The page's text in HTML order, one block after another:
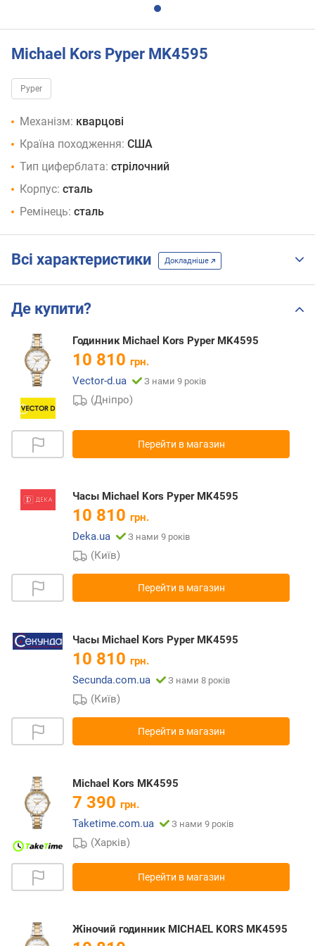
Michael Kors Pyper MK4595
Pyper
Механізм: кварцові
Країна походження: США
Тип циферблата: стрілочний
Корпус: сталь
Ремінець: сталь
Всі характеристики Докладніше
Де купити?
Годинник Michael Kors Pyper MK4595
10 810 грн.
Vector-d.ua
З нами 9 років
(Дніпро)
Перейти в магазин
Часы Michael Kors Pyper MK4595
10 810 грн.
Deka.ua
З нами 9 років
(Київ)
Перейти в магазин
Часы Michael Kors Pyper MK4595
10 810 грн.
Secunda.com.ua
З нами 8 років
(Київ)
Перейти в магазин
Michael Kors MK4595
7 390 грн.
Taketime.com.ua
З нами 9 років
(Харків)
Перейти в магазин
Жіночий годинник MICHAEL KORS MK4595